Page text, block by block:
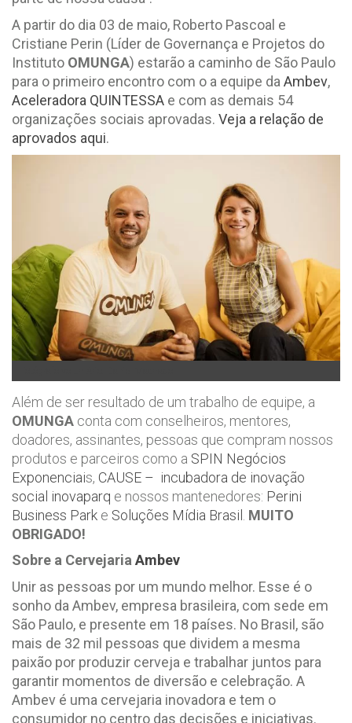
A partir do dia 03 de maio, Roberto Pascoal e
Cristiane Perin (Líder de Governança e Projetos do
Instituto OMUNGA) estarão a caminho de São Paulo
para o primeiro encontro com o a equipe da Ambev,
Aceleradora QUINTESSA e com as demais 54
organizações sociais aprovadas. Veja a relação de
aprovados aqui.
Além de ser resultado de um trabalho de equipe, a
OMUNGA conta com conselheiros, mentores,
doadores, assinantes, pessoas que compram nossos
produtos e parceiros como a SPIN Negócios
Exponenciais, CAUSE – incubadora de inovação
social inovaparq e nossos mantenedores: Perini
Business Park e Soluções Mídia Brasil
MUITO
OBRIGADO!
Sobre a CervejariaAmbev
Unir as pessoas por um mundo melhor. Esse é o
sonho da Ambev, empresa brasileira, com sede em
São Paulo, e presente em 18 países. No Brasil, são
mais de 32 mil pessoas que dividem a mesma
paixão por produzir cerveja e trabalhar juntos para
garantir momentos de diversão e celebração. A
Ambev é uma cervejaria inovadora e tem o
consumidor no centro das decisões e iniciativas.